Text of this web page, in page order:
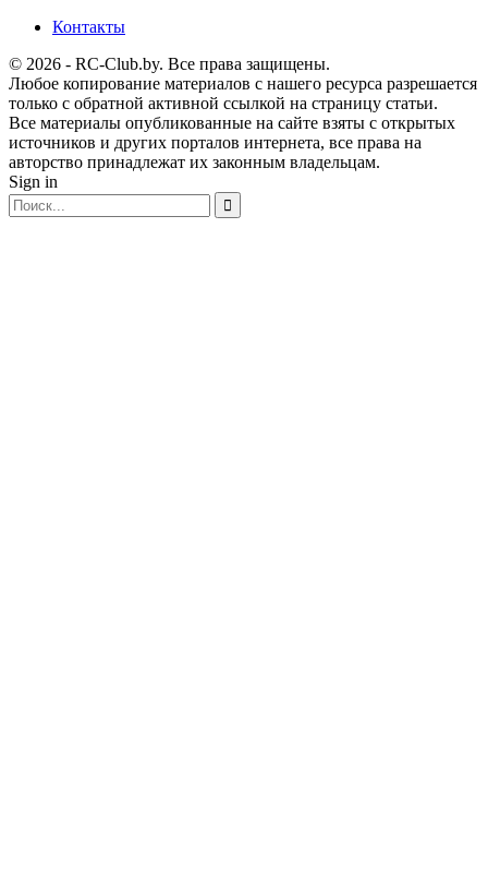
Контакты
© 2026 - RC-Club.by. Все права защищены.
Любое копирование материалов с нашего ресурса разрешается
только с обратной активной ссылкой на страницу статьи.
Все материалы опубликованные на сайте взяты с открытых
источников и других порталов интернета, все права на
авторство принадлежат их законным владельцам.
Sign in